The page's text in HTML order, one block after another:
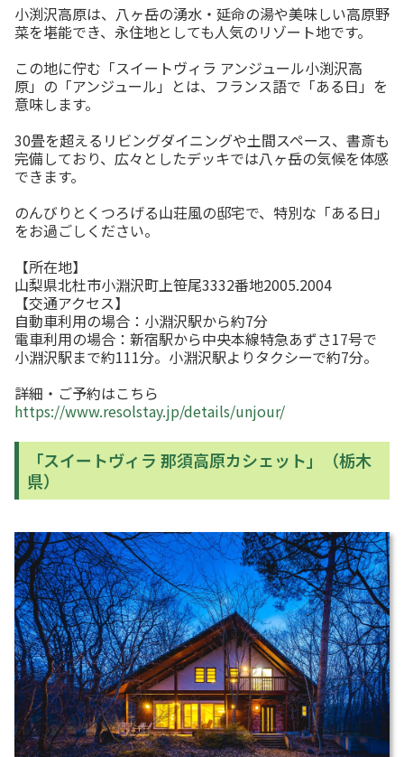
小渕沢高原は、八ヶ岳の湧水・延命の湯や美味しい高原野
菜を堪能でき、永住地としても人気のリゾート地です。
この地に佇む「スイートヴィラ アンジュール小渕沢高
原」の「アンジュール」とは、フランス語で「ある日」を
意味します。
30畳を超えるリビングダイニングや土間スペース、書斎も
完備しており、広々としたデッキでは八ヶ岳の気候を体感
できます。
のんびりとくつろげる山荘風の邸宅で、特別な「ある日」
をお過ごしください。
【所在地】
山梨県北杜市小淵沢町上笹尾3332番地2005.2004
【交通アクセス】
自動車利用の場合：小淵沢駅から約7分
電車利用の場合：新宿駅から中央本線特急あずさ17号で
小淵沢駅まで約111分。小淵沢駅よりタクシーで約7分。
詳細・ご予約はこちら
https://www.resolstay.jp/details/unjour/
「スイートヴィラ 那須高原カシェット」（栃木
県）